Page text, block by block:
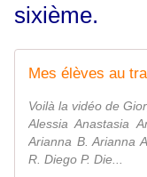
sixième.
Mes élèves au
Voilà la vidéo de
Alessia Anastasia
Arianna B. Arianna
R. Diego P. Die...